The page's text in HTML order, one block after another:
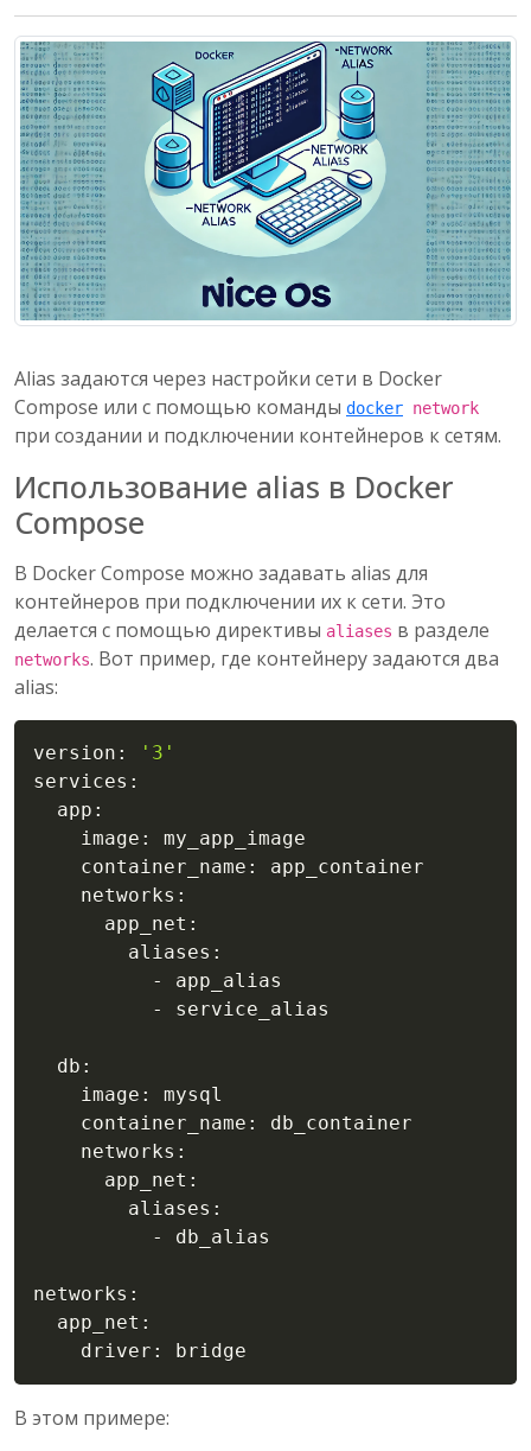
Alias задаются через настройки сети в Docker
Compose или с помощью команды docker network
при создании и подключении контейнеров к сетям.
Использование alias в Docker
Compose
В Docker Compose можно задавать alias для
контейнеров при подключении их к сети. Это
делается с помощью директивы aliases в разделе
networks. Вот пример, где контейнеру задаются два
alias:
version:
'3'
services:
  app:
    image: my_app_image
    container_name: app_container
    networks:
      app_net:
        aliases:
          - app_alias
          - service_alias
  db:
    image: mysql
    container_name: db_container
    networks:
      app_net:
        aliases:
          - db_alias
networks:
  app_net:
    driver: bridge
В этом примере: